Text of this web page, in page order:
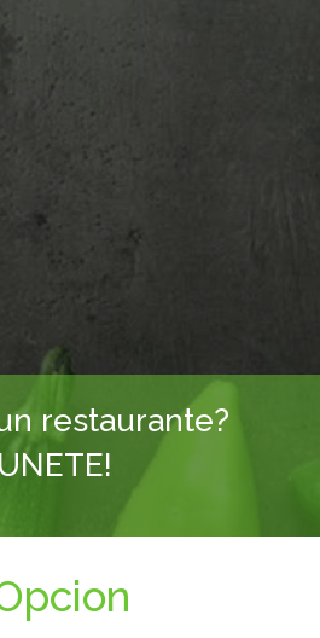
restaurante?